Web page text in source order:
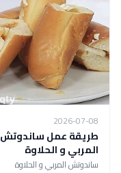
2026-07-08
طريقة عمل ساندوتش
المربي و الحلاوة
ساندوتش المربي و الحلاوة